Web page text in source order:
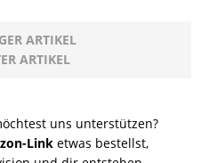
ARTIKEL
ARTIKEL
uns unterstützen?
Link etwas bestellst,